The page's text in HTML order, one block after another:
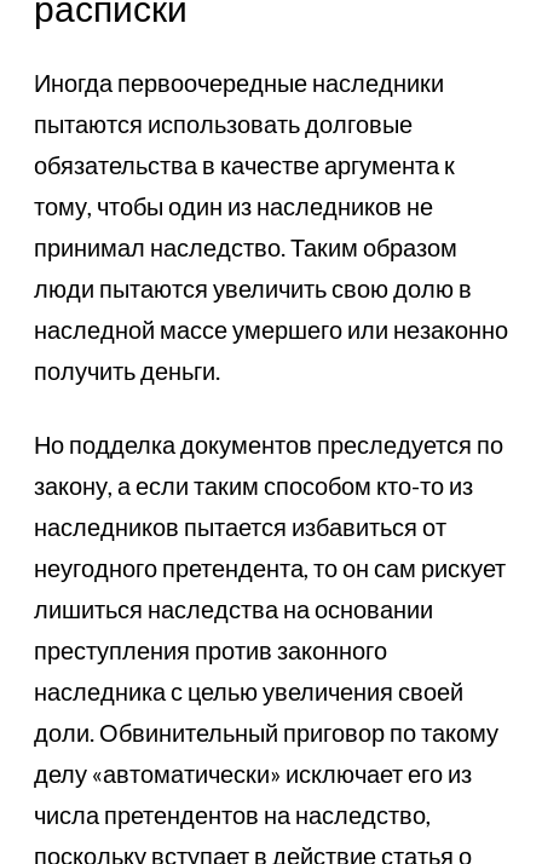
расписки
Иногда первоочередные наследники
пытаются использовать долговые
обязательства в качестве аргумента к
тому, чтобы один из наследников не
принимал наследство. Таким образом
люди пытаются увеличить свою долю в
наследной массе умершего или незаконно
получить деньги.
Но подделка документов преследуется по
закону, а если таким способом кто-то из
наследников пытается избавиться от
неугодного претендента, то он сам рискует
лишиться наследства на основании
преступления против законного
наследника с целью увеличения своей
доли. Обвинительный приговор по такому
делу «автоматически» исключает его из
числа претендентов на наследство,
поскольку вступает в действие статья о